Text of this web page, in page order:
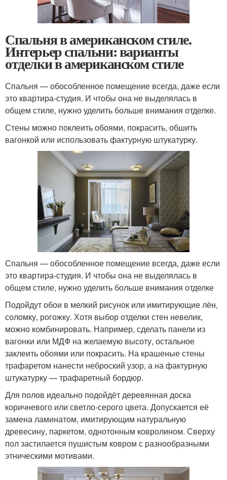
Спальня в американском стиле.
Интерьер спальни: варианты
отделки в американском стиле
Спальня — обособленное помещение всегда, даже если
это квартира-студия. И чтобы она не выделялась в
общем стиле, нужно уделить больше внимания отделке.
Стены можно поклеить обоями, покрасить, обшить
вагонкой или использовать фактурную штукатурку.
Спальня — обособленное помещение всегда, даже если
это квартира-студия. И чтобы она не выделялась в
общем стиле, нужно уделить больше внимания отделке
Подойдут обои в мелкий рисунок или имитирующие лён,
соломку, рогожку. Хотя выбор отделки стен невелик,
можно комбинировать. Например, сделать панели из
вагонки или МДФ на желаемую высоту, остальное
заклеить обоями или покрасить. На крашеные стены
трафаретом нанести неброский узор, а на фактурную
штукатурку — трафаретный бордюр.
Для полов идеально подойдёт деревянная доска
коричневого или светло-серого цвета. Допускается её
замена ламинатом, имитирующим натуральную
древесину, паркетом, однотонным ковролином. Сверху
пол застилается пушистым ковром с разнообразными
этническими мотивами.